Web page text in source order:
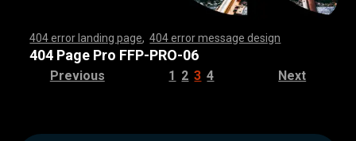
404 error landing page ,404 error message design
,,,,,,,,,,,,,,,,,,,,,,,, ,,,,,,,,,,,,,,,,,,,,,,,,,,,,
,,,,,,,,,,,,,,,,,,,,,,,, ,,,,,,,,,,,,,,,,,,,,,,,,,,,,
,,,,,,,,,,,,,,,,,,,,,,,, ,,,,,,,,,,,,,,,,,,,,,,,,,,,,
,,,,,,,,,,,,,,,,,,,,,,,, ,,,,,,,,,,,,,,,,,,,,,,,,,,,,
,,,,,,,,,,,,,,,,,,,,,,,, ,,,,,,,,,,,,,,,,,,,,,,,,,,,,
,,,,,,,,,,,,,,,,,,,,,,,, ,,,,,,,,,,,,,,,,,,,,,,,,,,,,
,,,,,,,,,,,,,,,,,,,,,,,, ,,,,,,,,,,,,,,,,,,,,,,,,,,,,
,,,,,,,,,,,,,,,,,,,,,,,, ,,,,,,,,,,,,,,,,,,,,,,,,,,,,
404 Page Pro FFP-PRO-06
Previous 1 2 3 4 Next